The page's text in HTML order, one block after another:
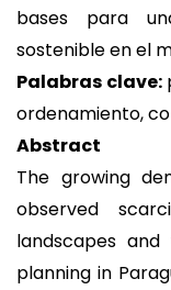
bases para
sostenible en el
Palabras clave:
ordenamiento,
Abstract
The growing
observed
landscapes
planning in